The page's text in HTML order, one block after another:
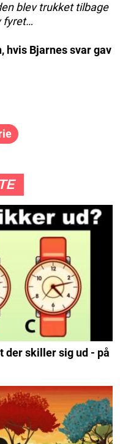
blev trukket tilbage
fyret…
hvis Bjarnes svar gav
der skiller sig ud - på